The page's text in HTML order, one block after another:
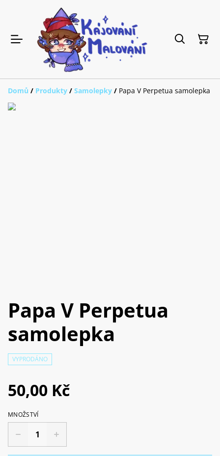
Domů / Produkty / Samolepky / Papa V Perpetua samolepka
Papa V Perpetua
samolepka
VYPRODÁNO
50,00 Kč
MNOŽSTVÍ